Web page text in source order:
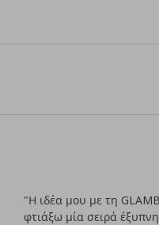
"Η ιδέα μου με τη
φτιάξω μία σειρά